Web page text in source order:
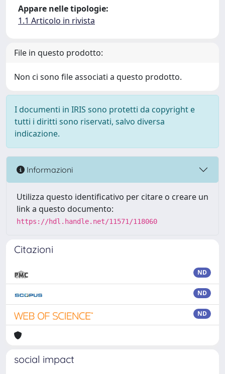
Appare nelle tipologie:
1.1 Articolo in rivista
File in questo prodotto:
Non ci sono file associati a questo prodotto.
I documenti in IRIS sono protetti da copyright e
tutti i diritti sono riservati, salvo diversa
indicazione.
Informazioni
Utilizza questo identificativo per citare o creare un
link a questo documento:
https://hdl.handle.net/11571/118060
Citazioni
ND
ND
ND
social impact